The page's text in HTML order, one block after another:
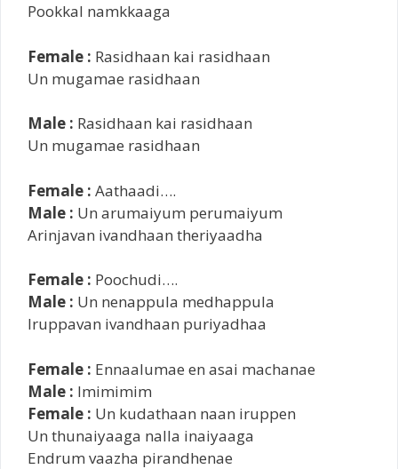
Pookkal namkkaaga
Female : Rasidhaan kai rasidhaan
Un mugamae rasidhaan
Male : Rasidhaan kai rasidhaan
Un mugamae rasidhaan
Female : Aathaadi….
Male : Un arumaiyum perumaiyum
Arinjavan ivandhaan theriyaadha
Female : Poochudi….
Male : Un nenappula medhappula
Iruppavan ivandhaan puriyadhaa
Female : Ennaalumae en asai machanae
Male : Imimimim
Female : Un kudathaan naan iruppen
Un thunaiyaaga nalla inaiyaaga
Endrum vaazha pirandhenae